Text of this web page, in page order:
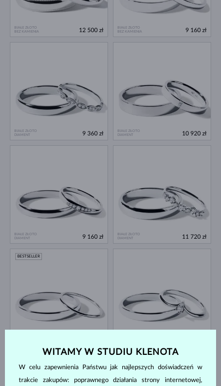
BIAŁE ZŁOTO
BEZ KAMIENIA
12 500 zł
BIAŁE ZŁOTO
BEZ KAMIENIA
9 160 zł
BIAŁE ZŁOTO
DIAMENT
9 360 zł
BIAŁE ZŁOTO
DIAMENT
10 920 zł
BIAŁE ZŁOTO
DIAMENT
9 160 zł
BIAŁE ZŁOTO
DIAMENT
11 720 zł
BESTSELLER
WITAMY W STUDIU KLENOTA
W celu zapewnienia Państwu jak najlepszych doświadczeń w
trakcie zakupów: poprawnego działania strony internetowej,